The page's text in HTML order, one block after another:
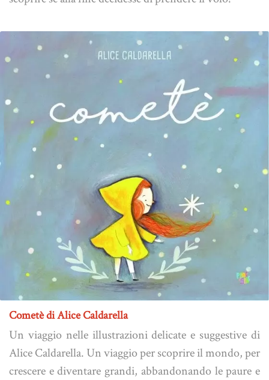
Cometè di Alice Caldarella
Un viaggio nelle illustrazioni delicate e suggestive di
Alice Caldarella. Un viaggio per scoprire il mondo, per
crescere e diventare grandi, abbandonando le paure e